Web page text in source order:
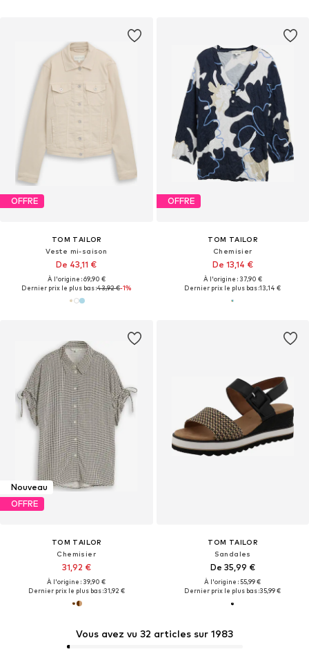
OFFRE
TOM TAILOR
Veste mi-saison
De 43,11 €
À l'origine : 69,90 €
Dernier prix le plus bas :43,92 €-1%
OFFRE
TOM TAILOR
Chemisier
De 13,14 €
À l'origine : 37,90 €
Dernier prix le plus bas :13,14 €
Nouveau
OFFRE
TOM TAILOR
Chemisier
31,92 €
À l'origine : 39,90 €
Dernier prix le plus bas :31,92 €
TOM TAILOR
Sandales
De 35,99 €
À l'origine : 55,99 €
Dernier prix le plus bas :35,99 €
Vous avez vu 32 articles sur 1983